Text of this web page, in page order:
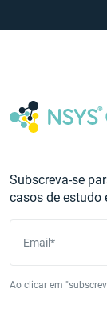
Subscreva-se
casos de estudo
Email*
Ao clicar em